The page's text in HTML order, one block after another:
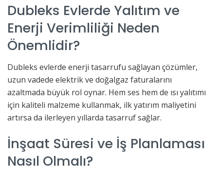
Dubleks Evlerde Yalıtım ve
Enerji Verimliliği Neden
Önemlidir?
Dubleks evlerde enerji tasarrufu sağlayan çözümler,
uzun vadede elektrik ve doğalgaz faturalarını
azaltmada büyük rol oynar. Hem ses hem de ısı yalıtımı
için kaliteli malzeme kullanmak, ilk yatırım maliyetini
artırsa da ilerleyen yıllarda tasarruf sağlar.
İnşaat Süresi ve İş Planlaması
Nasıl Olmalı?